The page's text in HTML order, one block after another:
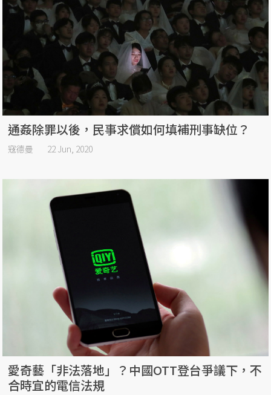
通姦除罪以後，民事求償如何填補刑事缺位？
寇德曼 22 Jun, 2020
愛奇藝「非法落地」？中國OTT登台爭議下，不
合時宜的電信法規